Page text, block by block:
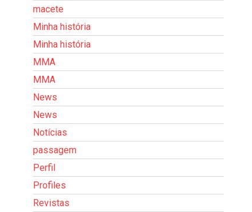
macete
Minha história
Minha história
MMA
MMA
News
News
Notícias
passagem
Perfil
Profiles
Revistas